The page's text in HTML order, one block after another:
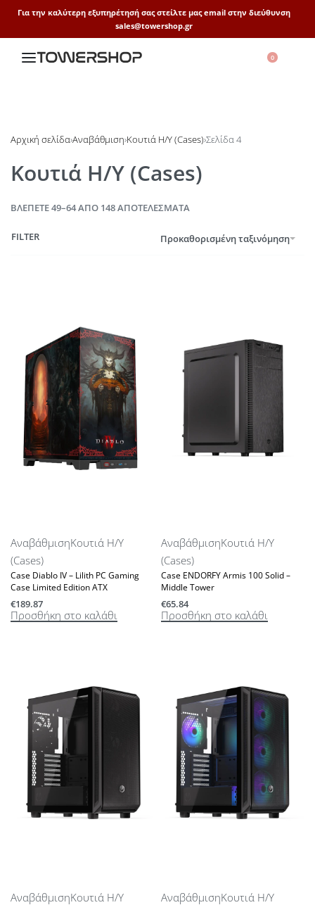
Για την καλύτερη εξυπηρέτησή σας στείλτε μας email στην διεύθυνση
sales@towershop.gr
0
Αρχική σελίδα›Αναβάθμιση›Κουτιά Η/Υ (Cases)›Σελίδα 4
Κουτιά Η/Υ (Cases)
ΒΛΈΠΕΤΕ 49–64 ΑΠΌ 148 ΑΠΟΤΕΛΈΣΜΑΤΑ
Προκαθορισμένη ταξινόμηση
FILTER
ΑναβάθμισηΚουτιά Η/Υ
(Cases)
Case Diablo IV – Lilith PC Gaming
Case Limited Edition ATX
€189.87
Προσθήκη στο καλάθι
ΑναβάθμισηΚουτιά Η/Υ
(Cases)
Case ENDORFY Armis 100 Solid –
Middle Tower
€65.84
Προσθήκη στο καλάθι
ΑναβάθμισηΚουτιά Η/Υ
ΑναβάθμισηΚουτιά Η/Υ